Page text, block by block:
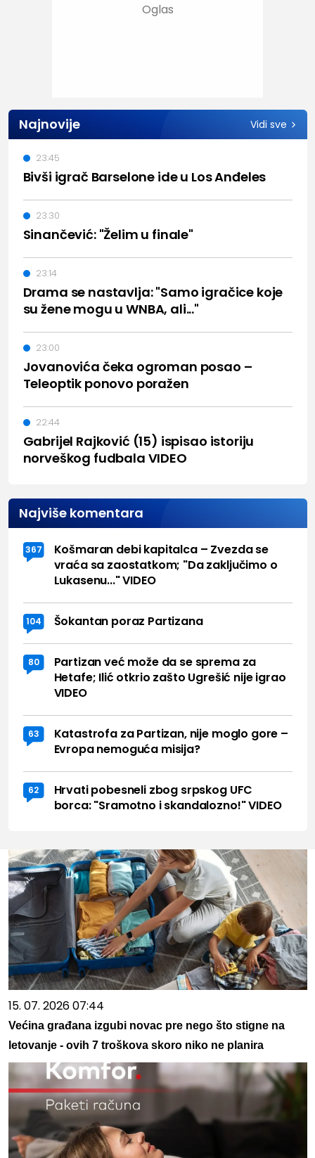
Najnovije Vidi sve
Bivši igrač Barselone ide u Los Anđeles
23:45
Sinančević: "Želim u finale"
23:30
Drama se nastavlja: "Samo igračice koje
su žene mogu u WNBA, ali..."
23:14
Jovanovića čeka ogroman posao –
Teleoptik ponovo poražen
23:00
Gabrijel Rajković (15) ispisao istoriju
norveškog fudbala VIDEO
22:44
Najviše komentara
367
Košmaran debi kapitalca – Zvezda se
vraća sa zaostatkom; "Da zaključimo o
Lukasenu..." VIDEO
104 Šokantan poraz Partizana
80
Partizan već može da se sprema za
Hetafe; Ilić otkrio zašto Ugrešić nije igrao
VIDEO
63
Katastrofa za Partizan, nije moglo gore –
Evropa nemoguća misija?
62
Hrvati pobesneli zbog srpskog UFC
borca: "Sramotno i skandalozno!" VIDEO
15. 07. 2026 07:44
Većina građana izgubi novac pre nego što stigne na
letovanje - ovih 7 troškova skoro niko ne planira